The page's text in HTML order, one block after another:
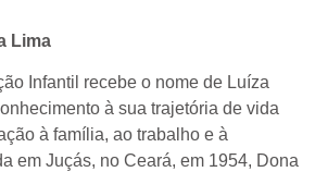
Lima
Infantil recebe o nome de Luíza
à sua trajetória de vida
à família, ao trabalho e à
em Juçás, no Ceará, em 1954, Dona